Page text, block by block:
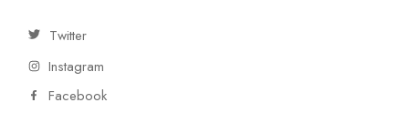
Twitter
Instagram
Facebook